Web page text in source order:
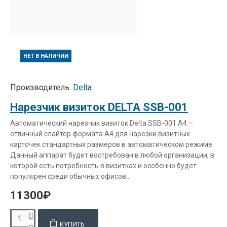
НЕТ В НАЛИЧИИ
Производитель: Delta
Нарезчик визиток DELTA SSB-001
Автоматический нарезчик визиток Delta SSB-001 A4 –
отличный слайтер формата А4 для нарезки визитных
карточек стандартных размеров в автоматическом режиме.
Данный аппарат будет востребован в любой организации, в
которой есть потребность в визитках и особенно будет
популярен среди обычных офисов..
11300₽
КУПИТЬ